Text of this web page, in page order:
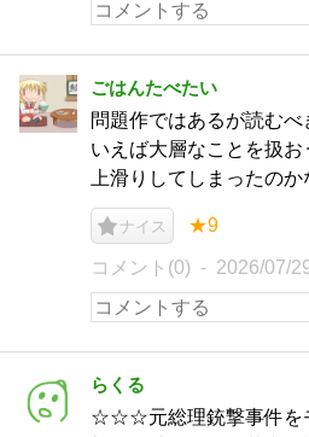
ごはんたべたい
問題作ではあるが読む
いえば大層なことを扱
上滑りしてしまったのか
ナイス ★9
コメント(0) 2026/07/
らくる
☆☆☆元総理銃撃事件を